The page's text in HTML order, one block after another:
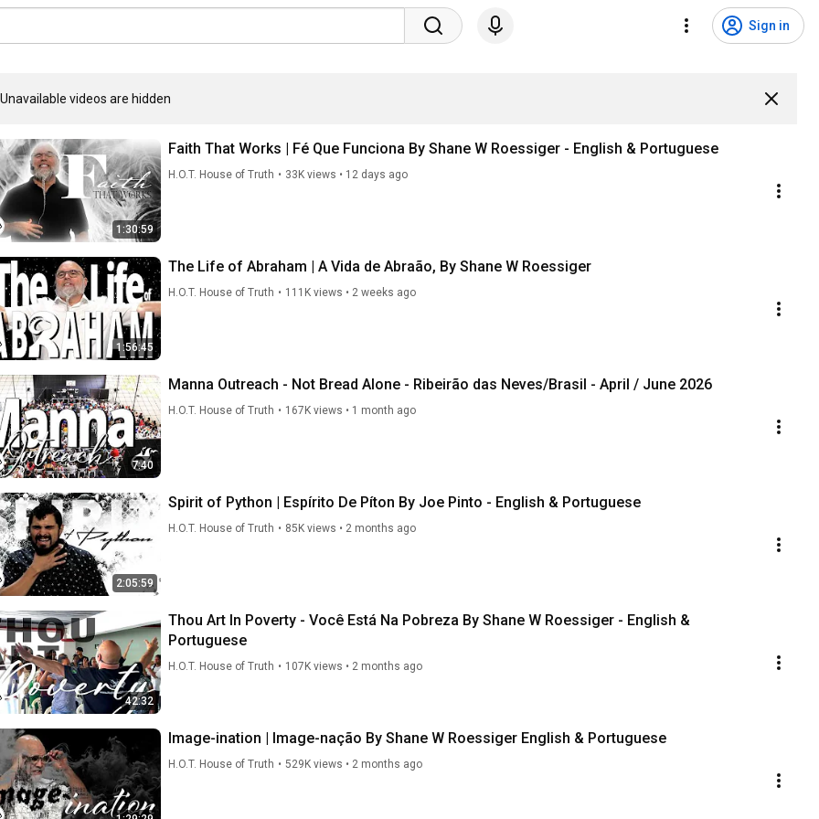
Sign in
Unavailable videos are hidden
1:30:59
Faith That Works | Fé Que Funciona By Shane W Roessiger - English & Portuguese
H.O.T. House of Truth • 33K views • 12 days ago
1:56:45
The Life of Abraham | A Vida de Abraão, By Shane W Roessiger
H.O.T. House of Truth • 111K views • 2 weeks ago
7:40
Manna Outreach - Not Bread Alone - Ribeirão das Neves/Brasil - April / June 2026
H.O.T. House of Truth • 167K views • 1 month ago
2:05:59
Spirit of Python | Espírito De Píton By Joe Pinto - English & Portuguese
H.O.T. House of Truth • 85K views • 2 months ago
42:32
Thou Art In Poverty - Você Está Na Pobreza By Shane W Roessiger - English &
Portuguese
H.O.T. House of Truth • 107K views • 2 months ago
Image-ination | Image-nação By Shane W Roessiger English & Portuguese
H.O.T. House of Truth • 529K views • 2 months ago